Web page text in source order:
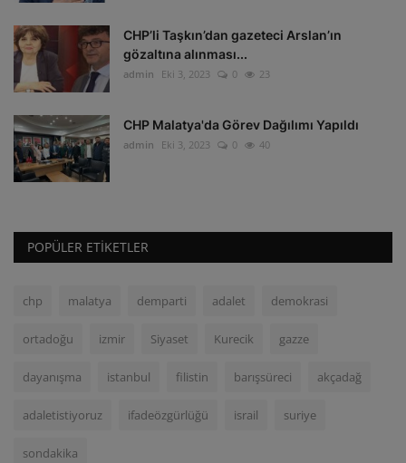
CHP’li Taşkın’dan gazeteci Arslan’ın
gözaltına alınması...
admin Eki 3, 2023 0 23
CHP Malatya'da Görev Dağılımı Yapıldı
admin Eki 3, 2023 0 40
POPÜLER ETIKETLER
chp malatya demparti adalet demokrasi
ortadoğu izmir Siyaset Kurecik gazze
dayanışma istanbul filistin barışsüreci akçadağ
adaletistiyoruz ifadeözgürlüğü israil suriye
sondakika